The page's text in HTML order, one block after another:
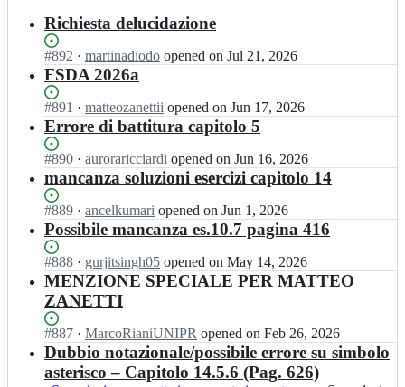
resultsRichiesta delucidazione
Status:
Open.
#892 I
n
n
i
p
J
R
D
S
o
n
M
T
L
A
B;
· martinadiodo opened on Jul 21, 2026
FSDA 2026a
Status:
Open.
#891 I
n
n
i
p
J
R
D
S
c
n
M
A
T
· matteozanettii opened on Jun 17, 2026
Errore di battitura capitolo 5
Status:
Open.
#890 I
n
n
i
p
J
R
C/
S
c
o
· auroraricciardi opened on Jun 16, 2026
mancanza soluzioni esercizi capitolo 14
Status:
Open.
#889 I
n
n
i
p
r
R
C/
D
· ancelkumari opened on Jun 1, 2026
Possibile mancanza es.10.7 pagina 416
Status:
Open.
#888 I
n
U
n
p
r
J
· gurjitsingh05 opened on May 14, 2026
MENZIONE SPECIALE PER MATTEO
ZANETTI
Status:
Open.
#887 I
n
U
n
· MarcoRianiUNIPR opened on Feb 26, 2026
Dubbio notazionale/possibile errore su simbolo
asterisco – Capitolo 14.5.6 (Pag. 626)